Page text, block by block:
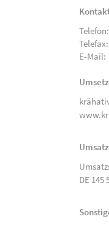
Telefon:
Telefax:
E-Mail:
DE 145